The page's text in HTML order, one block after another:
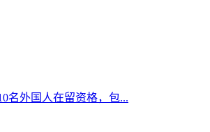
名外国人在留资格，包...